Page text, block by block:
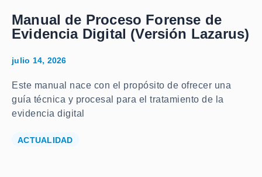
Manual de Proceso Forense de
Evidencia Digital (Versión Lazarus)
julio 14, 2026
Este manual nace con el propósito de ofrecer una
guía técnica y procesal para el tratamiento de la
evidencia digital
ACTUALIDAD